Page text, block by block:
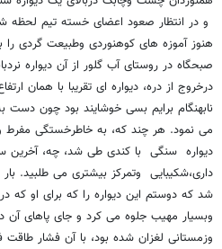
و در انتظار صعود اعضای خسته تیم لحظه
هنوز آموزه های کوهنوردی وطبیعت گردی
صبحگاه در روستای آب گلور از آن دیواره
درخروج از دره، دیواره ای تقریبا با همان
نابهنگام برایم بسی خوشایند بود چون
می نمود. هر چند که، به خاطرخستگی مفرط
دیواره سنگی با کندی طی شد، چه، آخرین
داری،شکیبایی وتمرکز بیشتری می طلبید.
شد که دوستم این دیواره را که برای او که
وبسیار مهیب جلوه می کرد و جای پاهای آن
وزمستانی لغزان شده بود، با آن فشار